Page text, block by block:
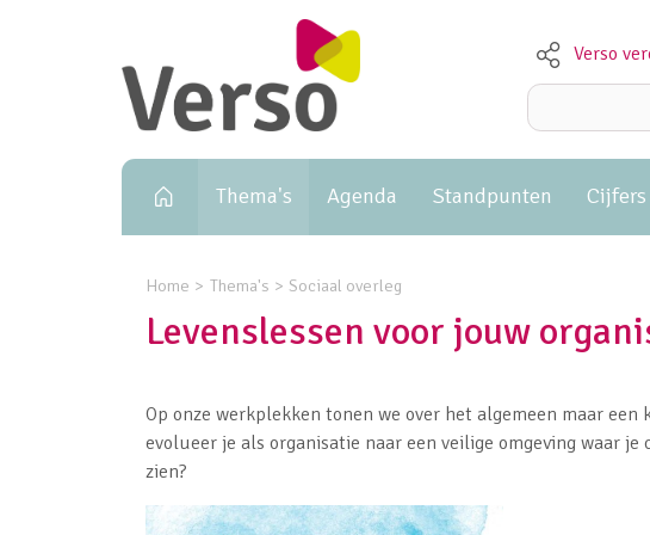
MetaVerso
Zoeken:
Primary navigation
Thema's Agenda Standpunten Cijfers
Home Thema's Sociaal overleg
Levenslessen voor jouw
Op onze werkplekken tonen we over het algemeen maar
evolueer je als organisatie naar een veilige omgeving waar
zien?